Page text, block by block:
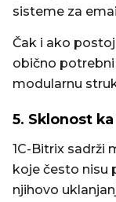
sisteme za
Čak i ako
obično
modularnu
5. Sklonost
1C-Bitrix sadrži
koje često nisu
njihovo